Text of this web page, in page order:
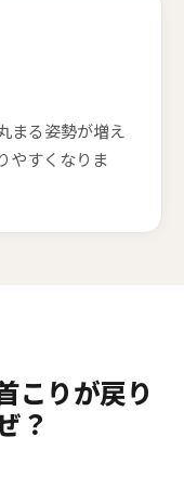
まる姿勢が増え
やすくなりま
こりが戻り
？